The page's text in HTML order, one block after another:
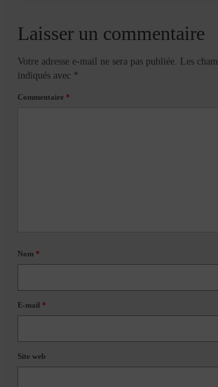
Laisser un commentaire
Votre adresse e-mail ne sera pas publiée. Les
indiqués avec *
Commentaire *
Nom *
E-mail *
Site web